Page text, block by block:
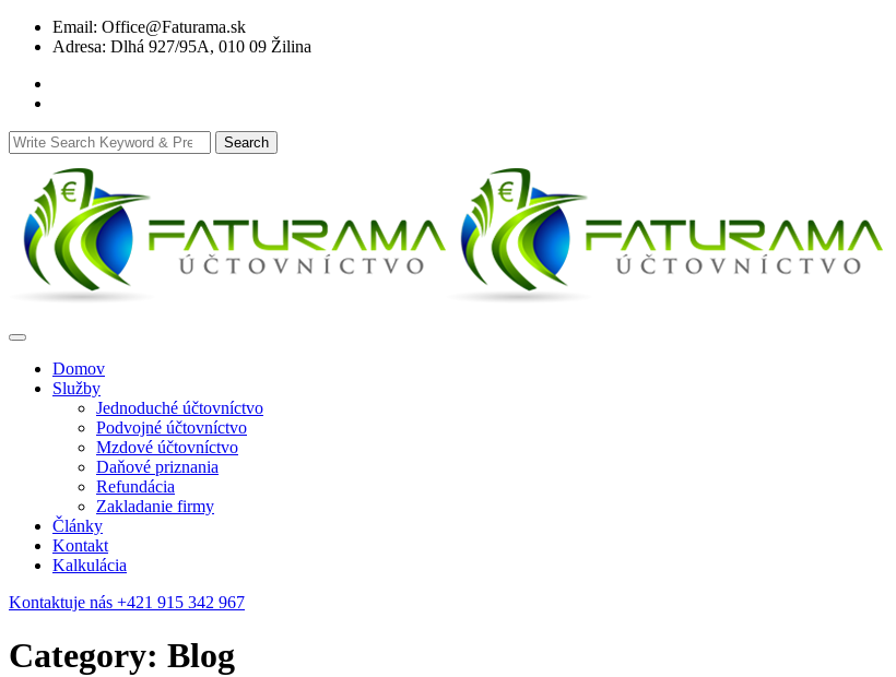
Skip
Email: Office@Faturama.sk
Adresa: Dlhá 927/95A, 010 09 Žilina
Search
for:
Search
Domov
Služby
Jednoduché účtovníctvo
Podvojné účtovníctvo
Mzdové účtovníctvo
Daňové priznania
Refundácia
Zakladanie firmy
Články
Kontakt
Kalkulácia
Kontaktuje nás +421 915 342 967
Category: Blog